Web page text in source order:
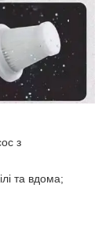
з
та вдома;